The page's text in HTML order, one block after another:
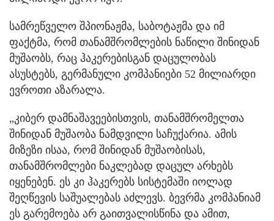
სამრეწველო შპიონაჟმა, საბოტაჟმა და იმ
ფაქტმა, რომ თანამშრომლების ნაწილი შინიდან
მუშაობს, რაც ჰაკერებისგან დაცულობას
ასუსტებს, გერმანული კომპანიები 52 მილიარდი
ევროთი აზარალა.
„კიბერ დამნაშავეებისთვის, თანამშრომელთა
შინიდან მუშაობა ნამდვილი საჩუქარია. ამის
მიზეზი ისაა, რომ შინიდან მუშაობისას,
თანამშრომლები ნაკლებად დაცულ არხებს
იყენებენ. ეს კი ჰაკერებს სისტემაში იოლად
შეღწევის საშუალებას აძლევს. ბევრმა კომპანიამ
ეს გარემოება არ გაითვალისწინა და ამით,